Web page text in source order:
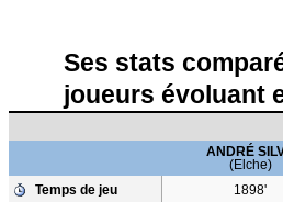
Ses stats
joueurs évoluant
ANDRÉ
(Elche)
Temps de jeu
1898'